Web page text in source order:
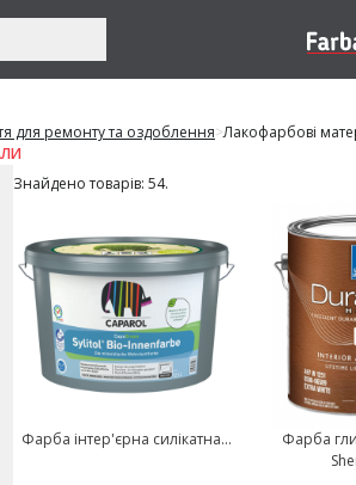
для ремонту та оздоблення>Лакофарбові
Знайдено товарів: 54.
Фарба інтер'єрна силікатна...
Фарба